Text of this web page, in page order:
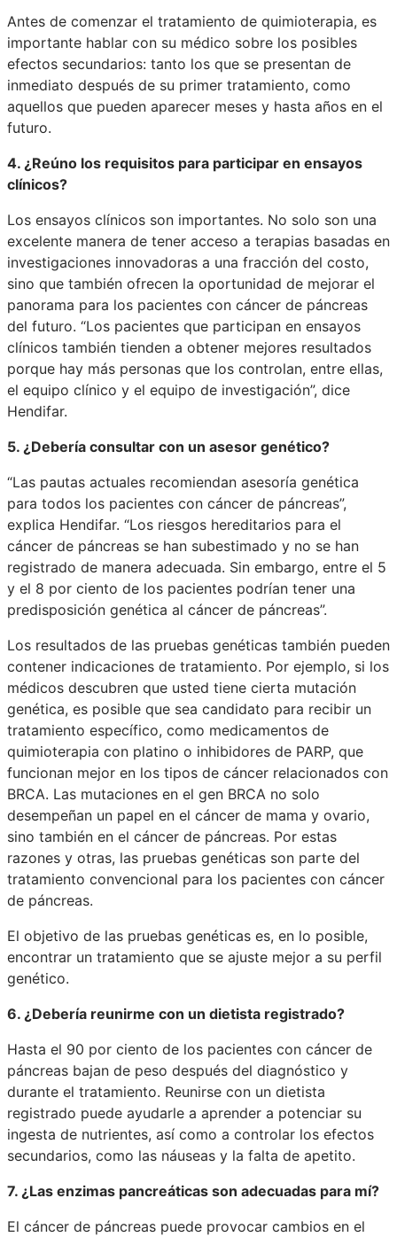
Antes de comenzar el tratamiento de quimioterapia, es
importante hablar con su médico sobre los posibles
efectos secundarios: tanto los que se presentan de
inmediato después de su primer tratamiento, como
aquellos que pueden aparecer meses y hasta años en el
futuro.
4. ¿Reúno los requisitos para participar en ensayos
clínicos?
Los ensayos clínicos son importantes. No solo son una
excelente manera de tener acceso a terapias basadas en
investigaciones innovadoras a una fracción del costo,
sino que también ofrecen la oportunidad de mejorar el
panorama para los pacientes con cáncer de páncreas
del futuro. “Los pacientes que participan en ensayos
clínicos también tienden a obtener mejores resultados
porque hay más personas que los controlan, entre ellas,
el equipo clínico y el equipo de investigación”, dice
Hendifar.
5. ¿Debería consultar con un asesor genético?
“Las pautas actuales recomiendan asesoría genética
para todos los pacientes con cáncer de páncreas”,
explica Hendifar. “Los riesgos hereditarios para el
cáncer de páncreas se han subestimado y no se han
registrado de manera adecuada. Sin embargo, entre el 5
y el 8 por ciento de los pacientes podrían tener una
predisposición genética al cáncer de páncreas”.
Los resultados de las pruebas genéticas también pueden
contener indicaciones de tratamiento. Por ejemplo, si los
médicos descubren que usted tiene cierta mutación
genética, es posible que sea candidato para recibir un
tratamiento específico, como medicamentos de
quimioterapia con platino o inhibidores de PARP, que
funcionan mejor en los tipos de cáncer relacionados con
BRCA. Las mutaciones en el gen BRCA no solo
desempeñan un papel en el cáncer de mama y ovario,
sino también en el cáncer de páncreas. Por estas
razones y otras, las pruebas genéticas son parte del
tratamiento convencional para los pacientes con cáncer
de páncreas.
El objetivo de las pruebas genéticas es, en lo posible,
encontrar un tratamiento que se ajuste mejor a su perfil
genético.
6. ¿Debería reunirme con un dietista registrado?
Hasta el 90 por ciento de los pacientes con cáncer de
páncreas bajan de peso después del diagnóstico y
durante el tratamiento. Reunirse con un dietista
registrado puede ayudarle a aprender a potenciar su
ingesta de nutrientes, así como a controlar los efectos
secundarios, como las náuseas y la falta de apetito.
7. ¿Las enzimas pancreáticas son adecuadas para mí?
El cáncer de páncreas puede provocar cambios en el